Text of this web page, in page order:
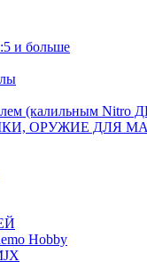
и больше
(калильным Nitro
ОРУЖИЕ ДЛЯ
Hobby